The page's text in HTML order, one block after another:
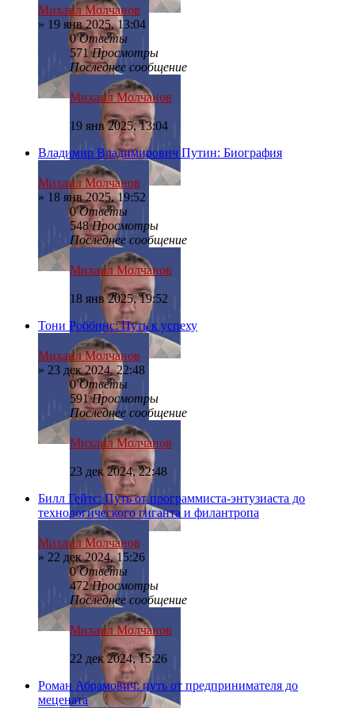
Михаил Молчанов
» 19 янв 2025, 13:04
0Ответы
571Просмотры
Последнее сообщение
Михаил Молчанов
19 янв 2025, 13:04
Владимир Владимирович Путин: Биография
Михаил Молчанов
» 18 янв 2025, 19:52
0Ответы
548Просмотры
Последнее сообщение
Михаил Молчанов
18 янв 2025, 19:52
Тони Роббинс: Путь к успеху
Михаил Молчанов
» 23 дек 2024, 22:48
0Ответы
591Просмотры
Последнее сообщение
Михаил Молчанов
23 дек 2024, 22:48
Билл Гейтс: Путь от программиста-энтузиаста до
технологического гиганта и филантропа
Михаил Молчанов
» 22 дек 2024, 15:26
0Ответы
472Просмотры
Последнее сообщение
Михаил Молчанов
22 дек 2024, 15:26
Роман Абрамович: путь от предпринимателя до
мецената